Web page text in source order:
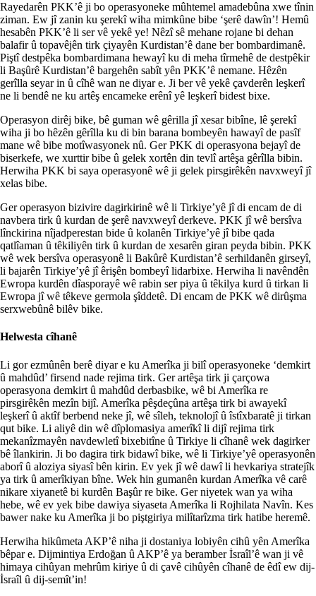
Rayedarên PKK’ê ji bo operasyoneke mûhtemel amadebûna xwe tînin
ziman. Ew jî zanin ku şerekî wiha mimkûne bibe ‘şerê dawîn’! Hemû
hesabên PKK’ê li ser vê yekê ye! Nêzî sê mehane rojane bi dehan
balafir û topavêjên tirk çiyayên Kurdistan’ê dane ber bombardimanê.
Piştî destpêka bombardimana hewayî ku di meha tîrmehê de destpêkir
li Başûrê Kurdistan’ê bargehên sabît yên PKK’ê nemane. Hêzên
gerîlla seyar in û cîhê wan ne diyar e. Ji ber vê yekê çavderên leşkerî
ne li bendê ne ku artêş encameke erênî yê leşkerî bidest bixe.
Operasyon dirêj bike, bê guman wê gêrilla jî xesar bibîne, lê şerekî
wiha ji bo hêzên gêrîlla ku di bin barana bombeyên hawayî de pasîf
mane wê bibe motîwasyonek nû. Ger PKK di operasyona bejayî de
biserkefe, we xurttir bibe û gelek xortên din tevlî artêşa gêrîlla bibin.
Herwiha PKK bi saya operasyonê wê ji gelek pirsgirêkên navxweyî jî
xelas bibe.
Ger operasyon bizivire dagirkirinê wê li Tirkiye’yê jî di encam de di
navbera tirk û kurdan de şerê navxweyî derkeve. PKK jî wê bersîva
lînckirina nîjadperestan bide û kolanên Tirkiye’yê jî bibe qada
qatlîaman û têkiliyên tirk û kurdan de xesarên giran peyda bibin. PKK
wê wek bersîva operasyonê li Bakûrê Kurdistan’ê serhildanên girseyî,
li bajarên Tirkiye’yê jî êrişên bombeyî lidarbixe. Herwiha li navêndên
Ewropa kurdên dîasporayê wê rabin ser piya û têkilya kurd û tirkan li
Ewropa jî wê têkeve germola şîddetê. Di encam de PKK wê dirûşma
serxwebûnê bilêv bike.
Helwesta cîhanê
Li gor ezmûnên berê diyar e ku Amerîka ji bilî operasyoneke ‘demkirt
û mahdûd’ firsend nade rejima tirk. Ger artêşa tirk ji çarçowa
operasyona demkirt û mahdûd derbasbike, wê bi Amerîka re
pirsgirêkên mezîn bijî. Amerîka pêşdeçûna artêşa tirk bi awayekî
leşkerî û aktîf berbend neke jî, wê sîleh, teknolojî û îstîxbaratê ji tirkan
qut bike. Li aliyê din wê dîplomasiya amerîkî li dijî rejima tirk
mekanîzmayên navdewletî bixebitîne û Tirkiye li cîhanê wek dagirker
bê îlankirin. Ji bo dagira tirk bidawî bike, wê li Tirkiye’yê operasyonên
aborî û aloziya siyasî bên kirin. Ev yek jî wê dawî li hevkariya stratejîk
ya tirk û amerîkiyan bîne. Wek hin gumanên kurdan Amerîka vê carê
nikare xiyanetê bi kurdên Başûr re bike. Ger niyetek wan ya wiha
hebe, wê ev yek bibe dawiya siyaseta Amerîka li Rojhilata Navîn. Kes
bawer nake ku Amerîka ji bo piştgiriya milîtarîzma tirk hatibe heremê.
Herwiha hikûmeta AKP’ê niha ji dostaniya lobiyên cihû yên Amerîka
bêpar e. Dijmintiya Erdoğan û AKP’ê ya beramber İsraîl’ê wan ji vê
himaya cihûyan mehrûm kiriye û di çavê cihûyên cîhanê de êdî ew dij-
İsraîl û dij-semît’in!